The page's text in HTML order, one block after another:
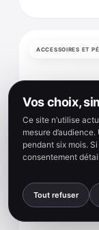
ACCESSOIRES ET
Vos choix,
Ce site n’utilise
mesure
pendant six mois.
consentement
Tout refuser